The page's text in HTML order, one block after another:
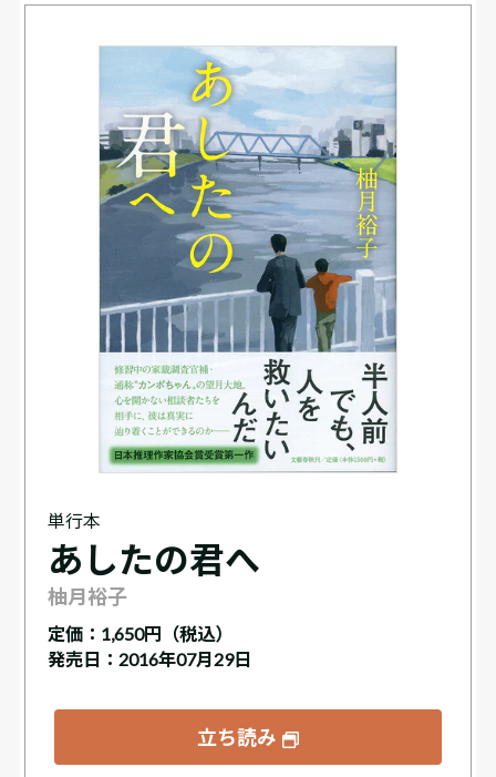
単行本
あしたの君へ
柚月裕子
定価： 1,650円（税込）
発売日：2016年07月29日
立ち読み